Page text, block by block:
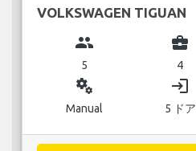
VOLKSWAGEN TIGUAN
group
5
business_center
4
miscellaneous_services
Manual
login
5 ドア